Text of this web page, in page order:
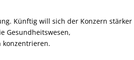
Künftig will sich der Konzern stärker
Gesundheitswesen,
konzentrieren.